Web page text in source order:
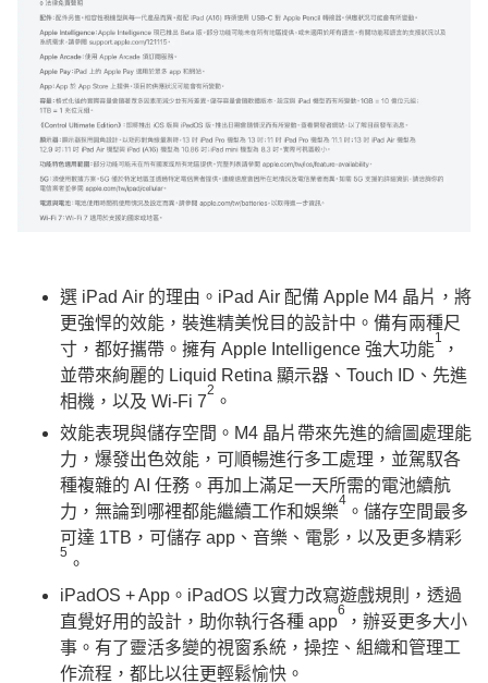
選 iPad Air 的理由。iPad Air 配備 Apple M4 晶片，將
更強悍的效能，裝進精美悅目的設計中。備有兩種尺
寸，都好攜帶。擁有 Apple Intelligence 強大功能
1
，
並帶來絢麗的 Liquid Retina 顯示器、Touch ID、先進
相機，以及 Wi-Fi 7
2
。
效能表現與儲存空間。M4 晶片帶來先進的繪圖處理能
力，爆發出色效能，可順暢進行多工處理，並駕馭各
種複雜的 AI 任務。再加上滿足一天所需的電池續航
力，無論到哪裡都能繼續工作和娛樂
4
。儲存空間最多
可達 1TB，可儲存 app、音樂、電影，以及更多精彩
5
。
iPadOS + App。iPadOS 以實力改寫遊戲規則，透過
直覺好用的設計，助你執行各種 app
6
，辦妥更多大小
事。有了靈活多變的視窗系統，操控、組織和管理工
作流程，都比以往更輕鬆愉快。